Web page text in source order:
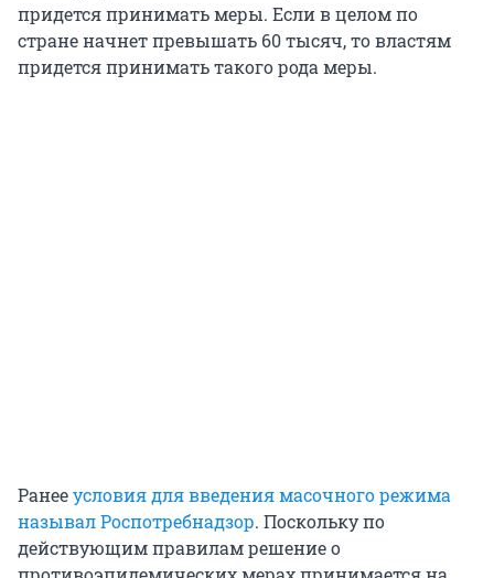
придется принимать меры. Если в целом по
стране начнет превышать 60 тысяч, то властям
придется принимать такого рода меры.
Ранееусловия для введения масочного режима
называл Роспотребнадзор. Поскольку по
действующим правилам решение о